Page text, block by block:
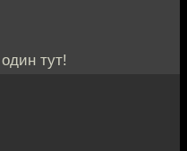
тут!